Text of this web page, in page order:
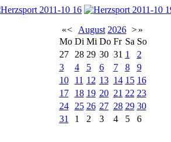
«< August 2026 >»
Mo Di Mi Do Fr Sa So
27
28 29 30 31 1
2
3
4 5 6 7 8
9
10
11 12 13 14 15 16
17
18 19 20 21 22 23
24
25 26 27 28 29 30
31
1 2 3 4 5 6